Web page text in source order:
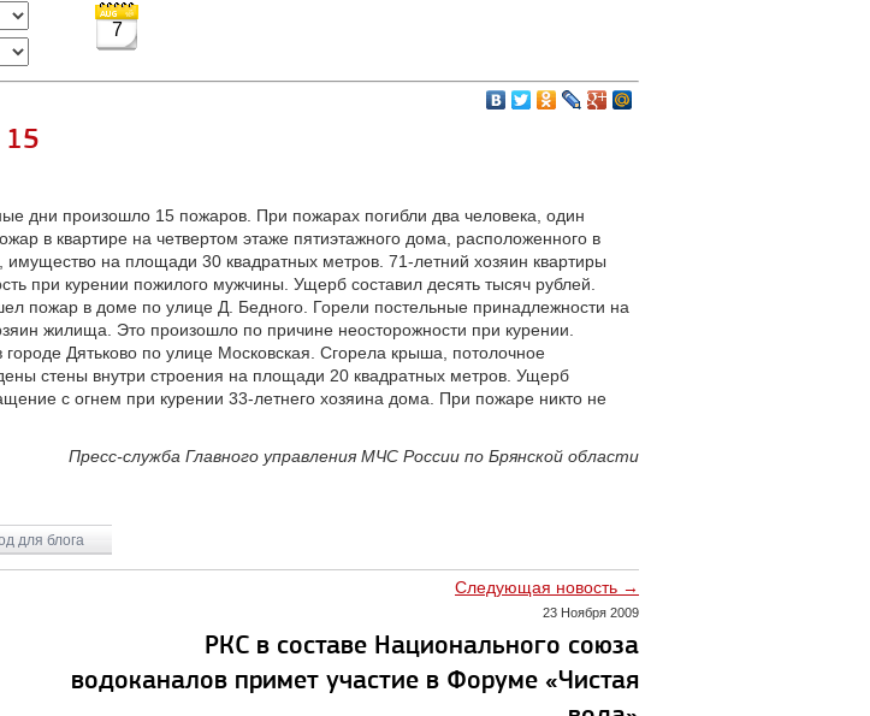
7
15
дни произошло 15 пожаров. При пожарах погибли два человека, один
в квартире на четвертом этаже пятиэтажного дома, расположенного в
на площади 30 квадратных метров. 71-летний хозяин квартиры
при курении пожилого мужчины. Ущерб составил десять тысяч рублей.
пожар в доме по улице Д. Бедного. Горели постельные принадлежности на
жилища. Это произошло по причине неосторожности при курении.
Дятьково по улице Московская. Сгорела крыша, потолочное
стены внутри строения на площади 20 квадратных метров. Ущерб
с огнем при курении 33-летнего хозяина дома. При пожаре никто не
Пресс-служба Главного управления МЧС России по Брянской области
для блога
Следующая новость →
23 Ноября 2009
РКС в составе Национального союза
водоканалов примет участие в Форуме «Чистая